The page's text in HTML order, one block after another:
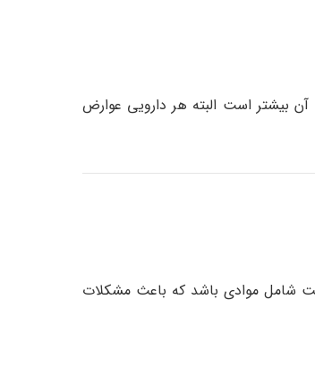
بیشتر است البته هر دارویی عوارض
شامل موادی باشد که باعث مشکلات